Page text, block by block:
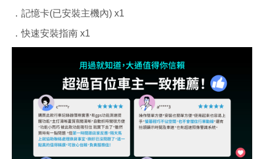
．記憶卡(已安裝主機內) x1
．快速安裝指南 x1